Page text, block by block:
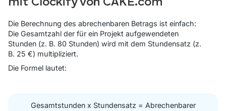
mit Clockify von CAKE.com
Die Berechnung des abrechenbaren Betrags ist einfach:
Die Gesamtzahl der für ein Projekt aufgewendeten
Stunden (z. B. 80 Stunden) wird mit dem Stundensatz (z.
B. 25 €) multipliziert.
Die Formel lautet:
Gesamtstunden x Stundensatz = Abrechenbarer